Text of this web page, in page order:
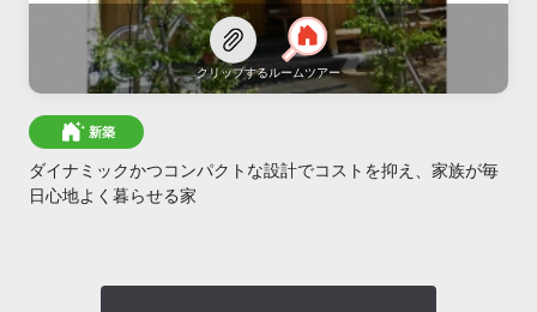
クリップするルームツアー
新築
ダイナミックかつコンパクトな設計でコストを抑え、家族が毎
日心地よく暮らせる家